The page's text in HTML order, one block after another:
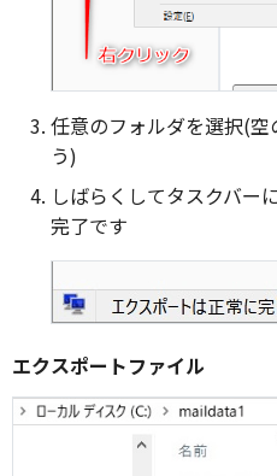
任意のフォルダを選択(
う)
しばらくしてタスクバー
完了です
エクスポートファイル